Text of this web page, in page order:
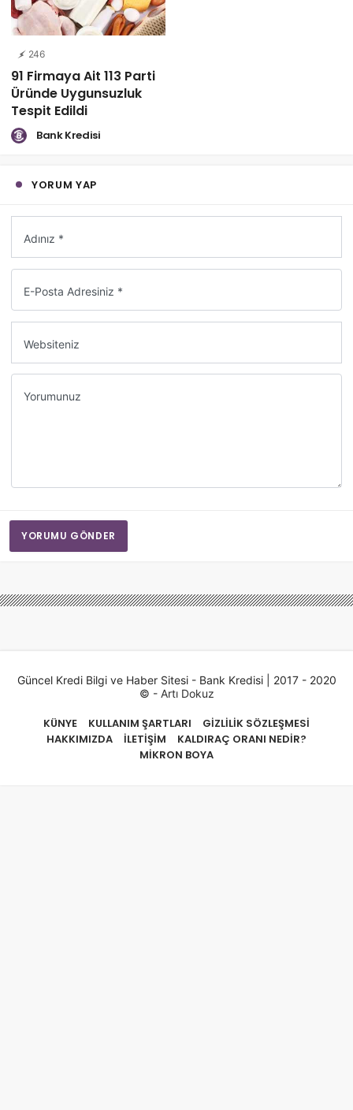
246
91 Firmaya Ait 113 Parti
Üründe Uygunsuzluk
Tespit Edildi
Bank Kredisi
YORUM YAP
Adınız *
E-Posta Adresiniz *
Websiteniz
Yorumunuz
YORUMU GÖNDER
Güncel Kredi Bilgi ve Haber Sitesi - Bank Kredisi | 2017 - 2020
© - Artı Dokuz
KÜNYE KULLANIM ŞARTLARI
GIZLILIK SÖZLEŞMESI
HAKKIMIZDA
İLETIŞIM
KALDIRAÇ ORANI NEDIR?
MIKRON BOYA